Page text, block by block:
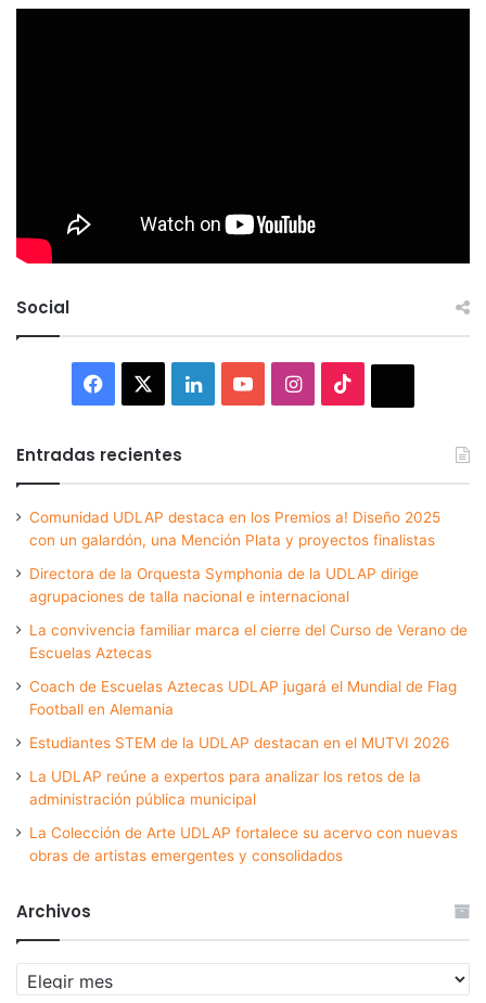
Social
Facebook LinkedInYouTubeInstagram
Entradas recientes
Comunidad UDLAP destaca en los Premios a! Diseño 2025
con un galardón, una Mención Plata y proyectos finalistas
Directora de la Orquesta Symphonia de la UDLAP dirige
agrupaciones de talla nacional e internacional
La convivencia familiar marca el cierre del Curso de Verano de
Escuelas Aztecas
Coach de Escuelas Aztecas UDLAP jugará el Mundial de Flag
Football en Alemania
Estudiantes STEM de la UDLAP destacan en el MUTVI 2026
La UDLAP reúne a expertos para analizar los retos de la
administración pública municipal
La Colección de Arte UDLAP fortalece su acervo con nuevas
obras de artistas emergentes y consolidados
Archivos
Archivos